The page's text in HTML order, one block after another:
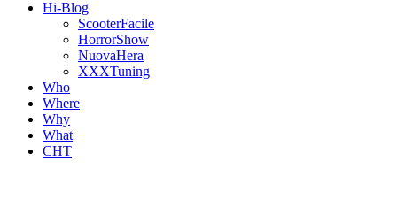
Hi-Blog
ScooterFacile
HorrorShow
NuovaHera
XXXTuning
Who
Where
Why
What
CHT